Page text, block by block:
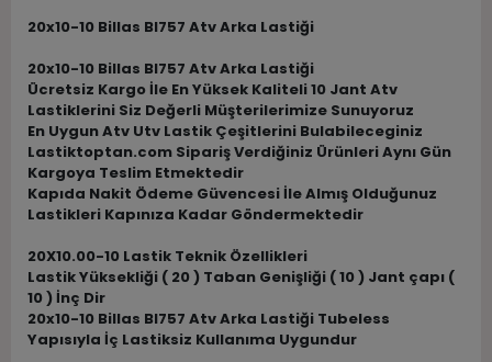
20x10-10 Billas Bl757 Atv Arka Lastiği
20x10-10 Billas Bl757 Atv Arka Lastiği
Ücretsiz Kargo İle En Yüksek Kaliteli 10 Jant Atv
Lastiklerini Siz Değerli Müşterilerimize Sunuyoruz
En Uygun Atv Utv Lastik Çeşitlerini Bulabileceginiz
Lastiktoptan.com Sipariş Verdiğiniz Ürünleri Aynı Gün
Kargoya Teslim Etmektedir
Kapıda Nakit Ödeme Güvencesi İle Almış Olduğunuz
Lastikleri Kapınıza Kadar Göndermektedir
20X10.00-10 Lastik Teknik Özellikleri
Lastik Yüksekliği ( 20 ) Taban Genişliği ( 10 ) Jant çapı (
10 ) İnç Dir
20x10-10 Billas Bl757 Atv Arka Lastiği Tubeless
Yapısıyla İç Lastiksiz Kullanıma Uygundur